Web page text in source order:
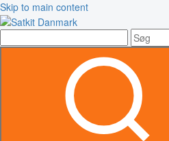
Skip to main content